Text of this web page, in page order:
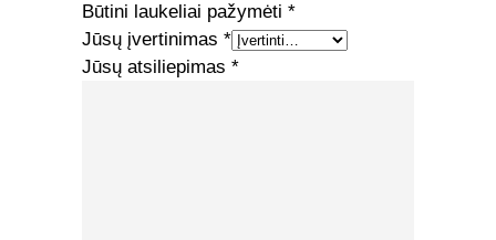
Būtini laukeliai pažymėti *
Jūsų įvertinimas *
Jūsų atsiliepimas *